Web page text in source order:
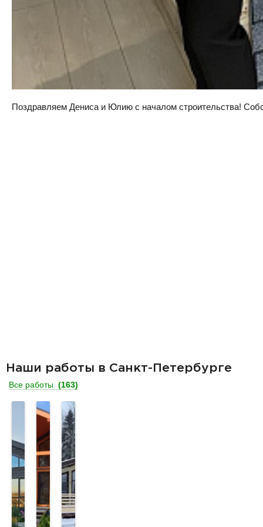
Поздравляем Дениса и Юлию с началом строительства!
Наши работы в Санкт-Петербурге
Все работы (163)